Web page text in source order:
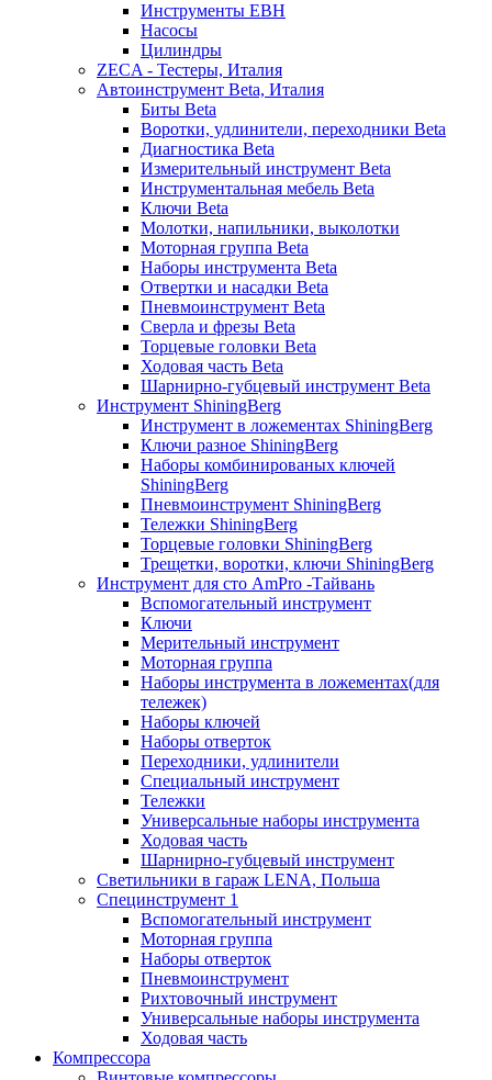
Инструменты EBH
Насосы
Цилиндры
ZECA - Тестеры, Италия
Автоинструмент Beta, Италия
Биты Beta
Воротки, удлинители, переходники Beta
Диагностика Beta
Измерительный инструмент Beta
Инструментальная мебель Beta
Ключи Beta
Молотки, напильники, выколотки
Моторная группа Beta
Наборы инструмента Beta
Отвертки и насадки Beta
Пневмоинструмент Beta
Сверла и фрезы Beta
Торцевые головки Beta
Ходовая часть Beta
Шарнирно-губцевый инструмент Beta
Инструмент ShiningBerg
Инструмент в ложементах ShiningBerg
Ключи разное ShiningBerg
Наборы комбинированых ключей
ShiningBerg
Пневмоинструмент ShiningBerg
Тележки ShiningBerg
Торцевые головки ShiningBerg
Трещетки, воротки, ключи ShiningBerg
Инструмент для сто AmPro -Тайвань
Вспомогательный инструмент
Ключи
Мерительный инструмент
Моторная группа
Наборы инструмента в ложементах(для
тележек)
Наборы ключей
Наборы отверток
Переходники, удлинители
Специальный инструмент
Тележки
Универсальные наборы инструмента
Ходовая часть
Шарнирно-губцевый инструмент
Светильники в гараж LENA, Польша
Специнструмент 1
Вспомогательный инструмент
Моторная группа
Наборы отверток
Пневмоинструмент
Рихтовочный инструмент
Универсальные наборы инструмента
Ходовая часть
Компрессора